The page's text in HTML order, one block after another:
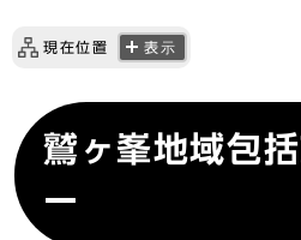
現在位置 表示
鷲ヶ峯地域包
ー